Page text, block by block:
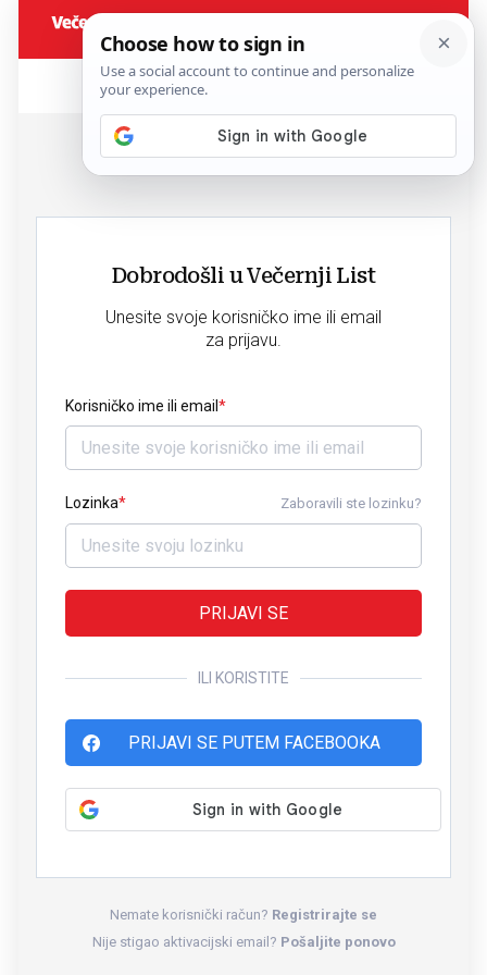
Dobrodošli u Večernji List
Unesite svoje korisničko ime ili email
za prijavu.
Korisničko ime ili email
Lozinka Zaboravili ste lozinku?
PRIJAVI SE
ILI KORISTITE
PRIJAVI SE PUTEM FACEBOOKA
Nemate korisnički račun? Registrirajte se
Nije stigao aktivacijski email? Pošaljite ponovo